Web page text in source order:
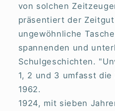
von solchen
präsentiert der
ungewöhnliche
spannenden und
Schulgeschichten.
1, 2 und 3 umfasst
1962.
1924, mit sieben